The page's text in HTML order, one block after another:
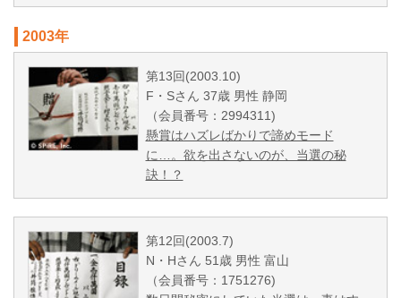
2003年
第13回(2003.10)
F・Sさん 37歳 男性 静岡
（会員番号：2994311)
懸賞はハズレばかりで諦めモード
に…。欲を出さないのが、当選の秘
訣！？
第12回(2003.7)
N・Hさん 51歳 男性 富山
（会員番号：1751276)